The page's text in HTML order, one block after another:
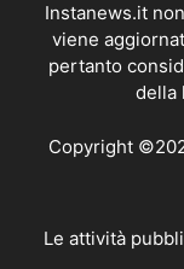
Instanews.it
viene
pertanto
della
Copyright
Le attività